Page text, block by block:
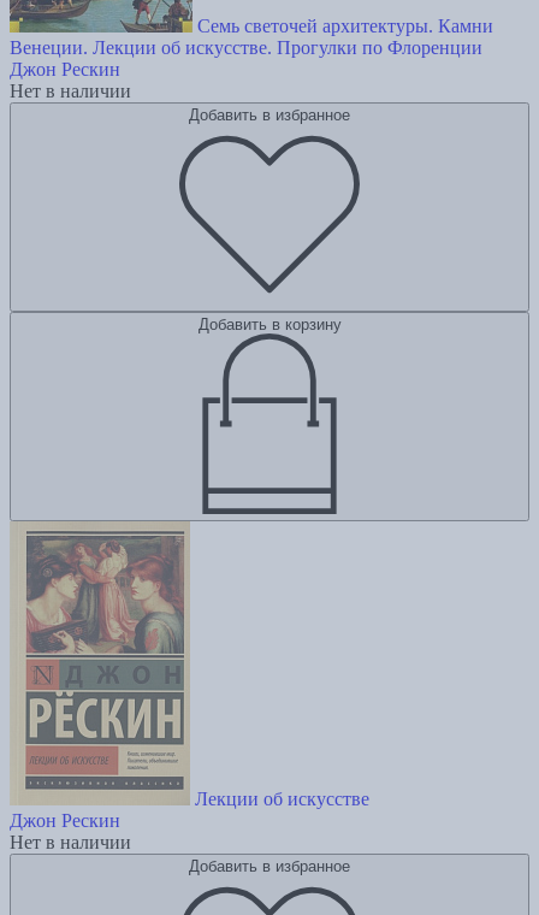
Семь светочей архитектуры. Камни
Венеции. Лекции об искусстве. Прогулки по Флоренции
Джон Рескин
Нет в наличии
Добавить в избранное
Добавить в корзину
Лекции об искусстве
Джон Рескин
Нет в наличии
Добавить в избранное